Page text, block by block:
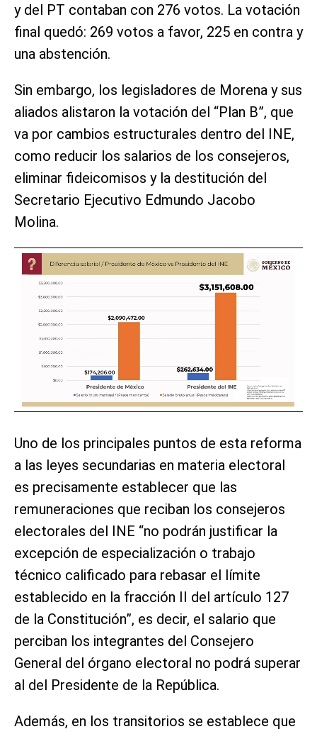
y del PT contaban con 276 votos. La votación
final quedó: 269 votos a favor, 225 en contra y
una abstención.
Sin embargo, los legisladores de Morena y sus
aliados alistaron la votación del “Plan B”, que
va por cambios estructurales dentro del INE,
como reducir los salarios de los consejeros,
eliminar fideicomisos y la destitución del
Secretario Ejecutivo Edmundo Jacobo
Molina.
Uno de los principales puntos de esta reforma
a las leyes secundarias en materia electoral
es precisamente establecer que las
remuneraciones que reciban los consejeros
electorales del INE “no podrán justificar la
excepción de especialización o trabajo
técnico calificado para rebasar el límite
establecido en la fracción II del artículo 127
de la Constitución”, es decir, el salario que
perciban los integrantes del Consejero
General del órgano electoral no podrá superar
al del Presidente de la República.
Además, en los transitorios se establece que